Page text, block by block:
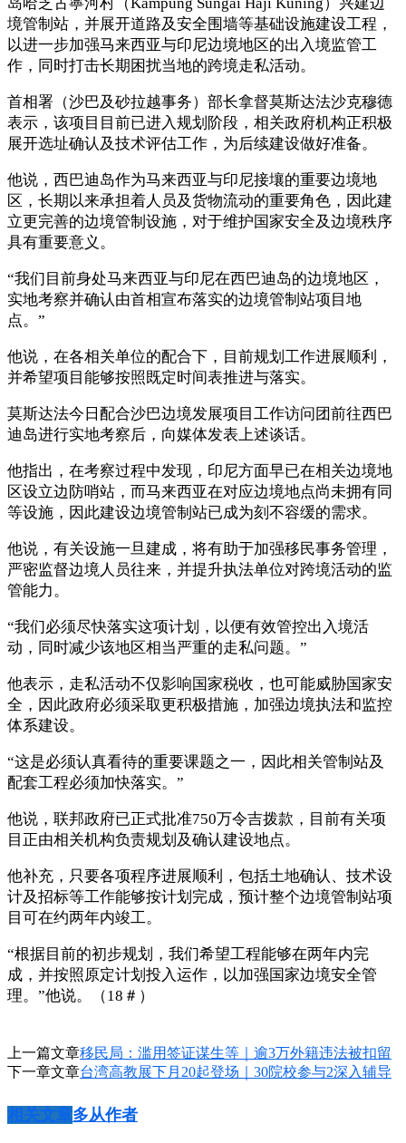
境管制站，并展开道路及安全围墙等基础设施建设工程，
以进一步加强马来西亚与印尼边境地区的出入境监管工
作，同时打击长期困扰当地的跨境走私活动。
首相署（沙巴及砂拉越事务）部长拿督莫斯达法沙克穆德
表示，该项目目前已进入规划阶段，相关政府机构正积极
展开选址确认及技术评估工作，为后续建设做好准备。
他说，西巴迪岛作为马来西亚与印尼接壤的重要边境地
区，长期以来承担着人员及货物流动的重要角色，因此建
立更完善的边境管制设施，对于维护国家安全及边境秩序
具有重要意义。
“我们目前身处马来西亚与印尼在西巴迪岛的边境地区，
实地考察并确认由首相宣布落实的边境管制站项目地
点。”
他说，在各相关单位的配合下，目前规划工作进展顺利，
并希望项目能够按照既定时间表推进与落实。
莫斯达法今日配合沙巴边境发展项目工作访问团前往西巴
迪岛进行实地考察后，向媒体发表上述谈话。
他指出，在考察过程中发现，印尼方面早已在相关边境地
区设立边防哨站，而马来西亚在对应边境地点尚未拥有同
等设施，因此建设边境管制站已成为刻不容缓的需求。
他说，有关设施一旦建成，将有助于加强移民事务管理，
严密监督边境人员往来，并提升执法单位对跨境活动的监
管能力。
“我们必须尽快落实这项计划，以便有效管控出入境活
动，同时减少该地区相当严重的走私问题。”
他表示，走私活动不仅影响国家税收，也可能威胁国家安
全，因此政府必须采取更积极措施，加强边境执法和监控
体系建设。
“这是必须认真看待的重要课题之一，因此相关管制站及
配套工程必须加快落实。”
他说，联邦政府已正式批准750万令吉拨款，目前有关项
目正由相关机构负责规划及确认建设地点。
他补充，只要各项程序进展顺利，包括土地确认、技术设
计及招标等工作能够按计划完成，预计整个边境管制站项
目可在约两年内竣工。
“根据目前的初步规划，我们希望工程能够在两年内完
成，并按照原定计划投入运作，以加强国家边境安全管
理。”他说。（18＃）
上一篇文章移民局：滥用签证谋生等｜逾3万外籍违法被扣留
下一章文章台湾高教展下月20起登场｜30院校参与2深入辅导
相关文章多从作者